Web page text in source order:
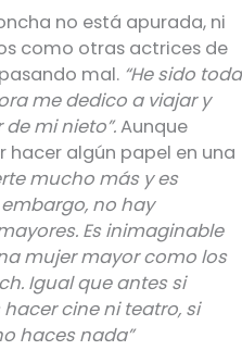
no está apurada, ni
como otras actrices de
mal. “He sido toda
me dedico a viajar y
mi nieto”.Aunque
algún papel en una
mucho más y es
no hay
Es inimaginable
mujer mayor como los
Igual que antes si
cine ni teatro, si
haces nada”